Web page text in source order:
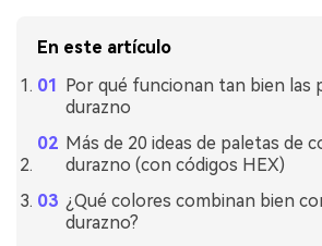
En este artículo
Por qué funcionan tan bien las
durazno
Más de 20 ideas de paletas de
durazno (con códigos HEX)
¿Qué colores combinan bien
durazno?